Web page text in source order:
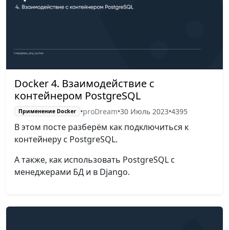
Docker 4. Взаимодействие с
контейнером PostgreSQL
Применение Docker •proDream•30 Июль 2023•4395
В этом посте разберём как подключиться к
контейнеру с PostgreSQL.
А также, как использовать PostgreSQL с
менеджерами БД и в Django.